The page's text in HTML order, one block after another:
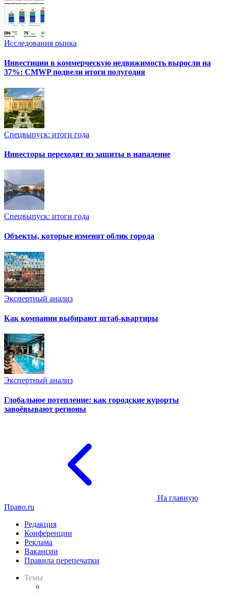
Исследования рынка
Инвестиции в коммерческую недвижимость выросли на
37%: CMWP подвели итоги полугодия
Спецвыпуск: итоги года
Инвесторы переходят из защиты в нападение
Спецвыпуск: итоги года
Объекты, которые изменят облик города
Экспертный анализ
Как компании выбирают штаб-квартиры
Экспертный анализ
Глобальное потепление: как городские курорты
завоёвывают регионы
На главную
Право.ru
Редакция
Конференции
Реклама
Вакансии
Правила перепечатки
Темы